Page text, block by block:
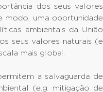
dos seus valores
modo, uma oportunidade
ambientais da União
seus valores naturais (e
mais global.
a salvaguarda de
(e.g. mitigação de